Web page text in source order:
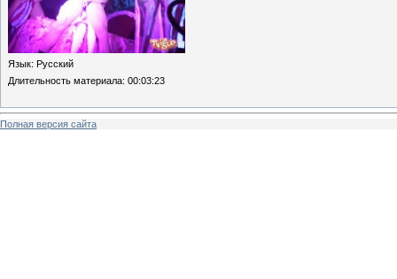
Язык: Русский
Длительность материала: 00:03:23
Полная версия сайта